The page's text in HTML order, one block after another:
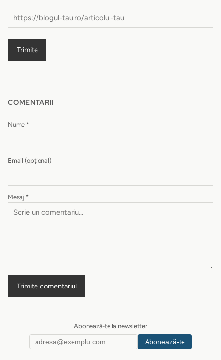
Trimite
COMENTARII
Nume *
Email (opțional)
Mesaj *
Trimite comentariul
Abonează-te la newsletter
Abonează-te